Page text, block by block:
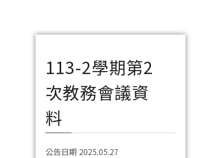
113-2學期第2
次教務會議資
料
公告日期 2025.05.27